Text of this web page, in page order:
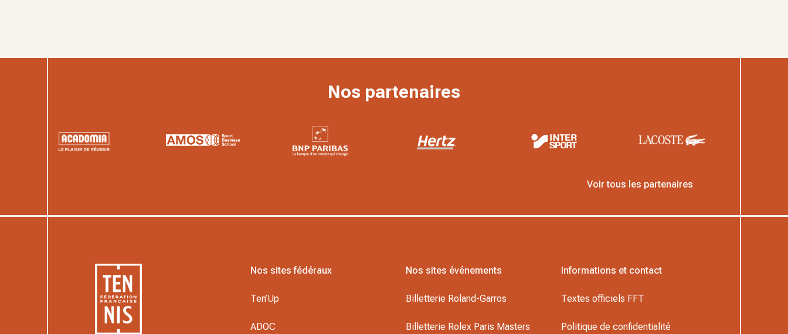
Nos partenaires
Voir tous les partenaires
Nos sites fédéraux
Ten’Up
ADOC
Nos sites événements
Billetterie Roland-Garros
Billetterie Rolex Paris Masters
Informations et contact
Textes officiels FFT
Politique de confidentialité